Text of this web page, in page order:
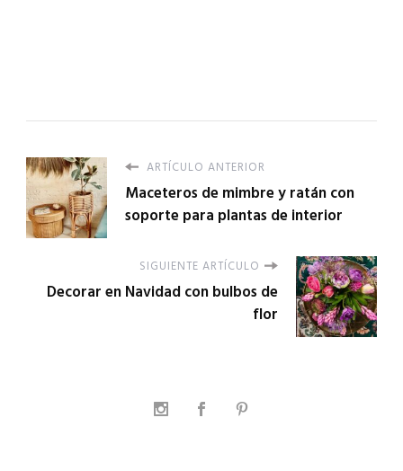
ARTÍCULO ANTERIOR
Maceteros de mimbre y ratán con
soporte para plantas de interior
SIGUIENTE ARTÍCULO
Decorar en Navidad con bulbos de
flor